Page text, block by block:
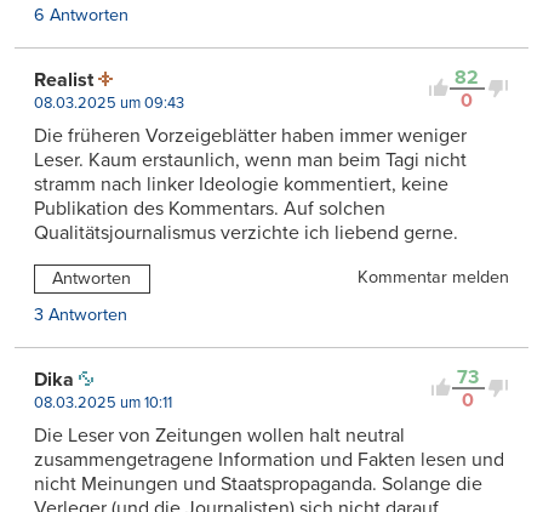
6 Antworten
82
0
Realist
08.03.2025 um 09:43
Die früheren Vorzeigeblätter haben immer weniger
Leser. Kaum erstaunlich, wenn man beim Tagi nicht
stramm nach linker Ideologie kommentiert, keine
Publikation des Kommentars. Auf solchen
Qualitätsjournalismus verzichte ich liebend gerne.
Antworten
Kommentar melden
3 Antworten
73
0
Dika
08.03.2025 um 10:11
Die Leser von Zeitungen wollen halt neutral
zusammengetragene Information und Fakten lesen und
nicht Meinungen und Staatspropaganda. Solange die